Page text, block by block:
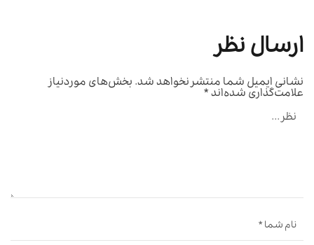
ارسال نظر
نشانی ایمیل شما منتشر نخواهد شد.بخش‌های موردنیاز
علامت‌گذاری شده‌اند*